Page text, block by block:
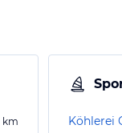
km Köhlerei